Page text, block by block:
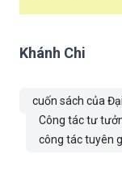
Khánh Chi
cuốn sách của
Công tác tư
công tác tuyên